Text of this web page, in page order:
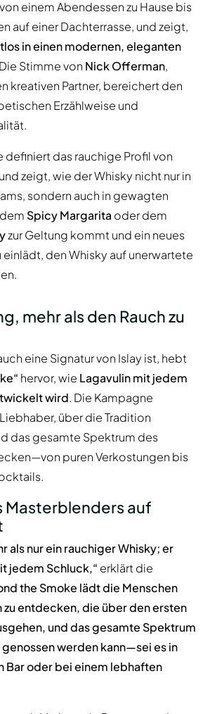
einem Abendessen zu Hause bis
auf einer Dachterrasse, und zeigt,
in einen modernen, eleganten
Stimme von Nick Offerman,
kreativen Partner, bereichert den
Erzählweise und
definiert das rauchige Profil von
zeigt, wie der Whisky nicht nur in
sondern auch in gewagten
Spicy Margarita oder dem
zur Geltung kommt und ein neues
einlädt, den Whisky auf unerwartete
mehr als den Rauch zu
eine Signatur von Islay ist, hebt
hervor, wie Lagavulin mit jedem
wird. Die Kampagne
über die Tradition
das gesamte Spektrum des
puren Verkostungen bis
Masterblenders auf
als nur ein rauchiger Whisky; er
jedem Schluck,“ erklärt die
the Smoke lädt die Menschen
zu entdecken, die über den ersten
und das gesamte Spektrum
werden kann—sei es in
Bar oder bei einem lebhaften